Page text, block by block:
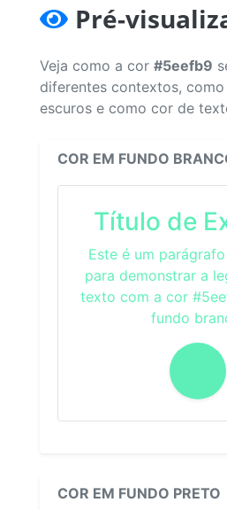
Pré-
Veja como a cor #5eefb9
diferentes contextos,
escuros e como cor de
COR EM FUNDO
Título de
Este é um
para demonstrar a
texto com a cor
fundo
COR EM FUNDO PRETO